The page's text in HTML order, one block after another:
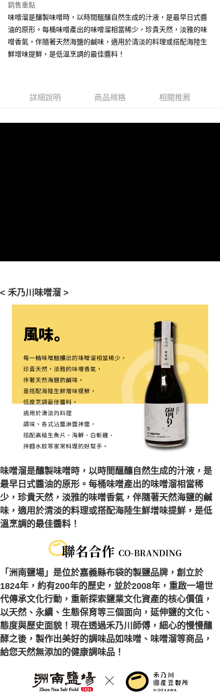
每筆NT$80，滿NT$1,500(含以上)免運費
宅配-離島
每筆NT$165，滿NT$1,500(含以上)免運費
銷售重點
味噌溜是釀製味噌時，以時間醞釀自然生成的汁液，是最早日式醬
油的原形。每桶味噌產出的味噌溜相當稀少，珍貴天然，淡雅的味
噌香氣，伴隨著天然海鹽的鹹味，適用於清淡的料理或搭配海陸生
鮮增味提鮮，是低溫烹調的最佳醬料！
詳細說明 商品規格 相關推薦
< 禾乃川味噌溜 >
味噌溜是釀製味噌時，以時間醞釀自然生成的汁液，是
最早日式醬油的原形。每桶味噌產出的味噌溜相當稀
少，珍貴天然，淡雅的味噌香氣，伴隨著天然海鹽的鹹
味，適用於清淡的料理或搭配海陸生鮮增味提鮮，是低
溫烹調的最佳醬料！
「洲南鹽場」是位於嘉義縣布袋的製鹽品牌，創立於
1824年，約有200年的歷史，並於2008年，重啟一場世
代傳承文化行動，重新探索鹽業文化資產的核心價值，
以天然、永續、生態保育等三個面向，延伸鹽的文化、
態度與歷史面貌！現在透過禾乃川師傅，細心的慢慢釀
酵之後，製作出美好的調味品如味噌、味噌溜等商品，
給您天然無添加的健康調味品！